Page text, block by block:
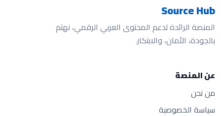
Source Hub
المنصة الرائدة لدعم المحتوى العربي الرقمي، نهتم
بالجودة، الأمان، والابتكار.
عن المنصة
من نحن
سياسة الخصوصية